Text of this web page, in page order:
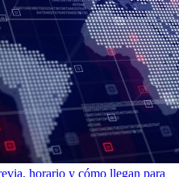
horario y cómo llegan para